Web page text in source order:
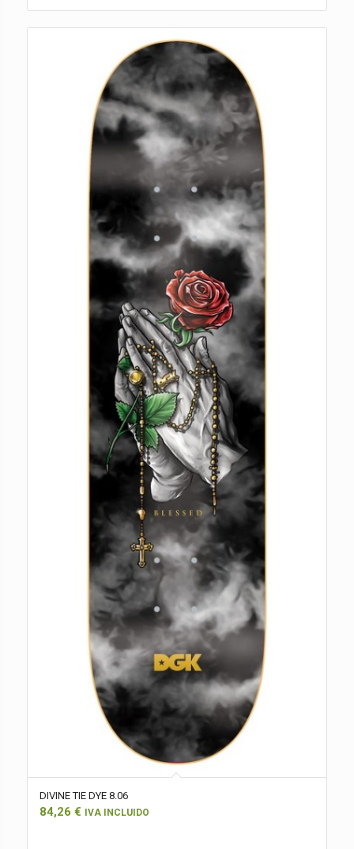
DIVINE TIE DYE 8.06
84,26 € IVA INCLUIDO